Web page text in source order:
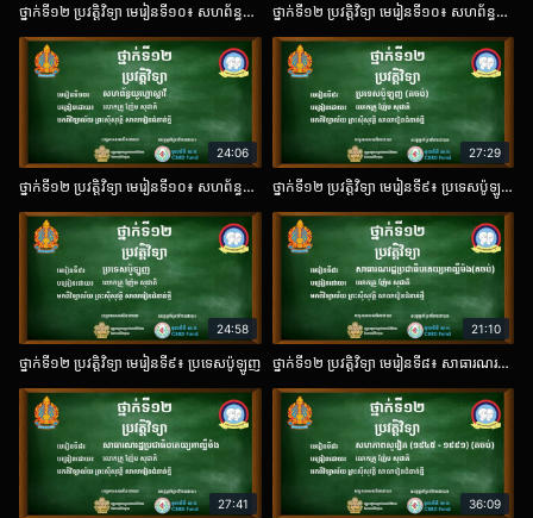
ថ្នាក់ទី១២ ប្រវត្តិវិទ្យា មេរៀនទី១០៖ សហព័ន្ធហ្គោស្លាវី (តចប់) ថ្នាក់ទី១២ ប្រវត្តិវិទ្យា មេរៀនទី១០៖ សហព័ន្ធហ្គោស្លាវី ត
24:06
ថ្នាក់ទី១២ ប្រវត្តិវិទ្យា មេរៀនទី១០៖ សហព័ន្ធហ្គោស្លាវី
27:29
ថ្នាក់ទី១២ ប្រវត្តិវិទ្យា មេរៀនទី៩៖ ប្រទេសប៉ូឡូញ (តចប់)
24:58
ថ្នាក់ទី១២ ប្រវត្តិវិទ្យា មេរៀនទី៩៖ ប្រទេសប៉ូឡូញ​
21:10
ថ្នាក់ទី១២ ប្រវត្តិវិទ្យា មេរៀនទី៨៖ សាធារណរដ្ឋប្រជាធិបតេយ្យអាល្លីម៉ង តចប់​
27:41 36:09